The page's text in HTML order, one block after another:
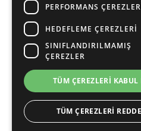
Çerez
Kişisel Verilerin
MG ÇAĞRI MERKEZİ :
MG YOL YARDIM :
Copyright
PERFORMANS
HEDEFLEME ÇEREZLERI
SINIFLANDIRILMAMIŞ
ÇEREZLER
TÜM ÇEREZLERI KABUL
TÜM ÇEREZLERI